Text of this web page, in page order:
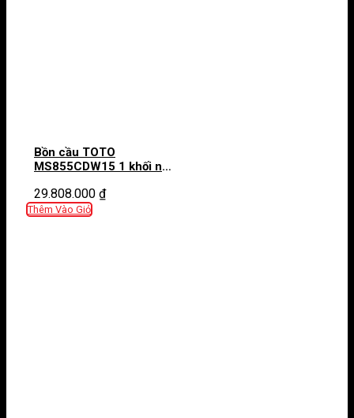
Bồn cầu TOTO
MS855CDW15 1 khối nắp
TCF24460AAA giấu dây
29.808.000 ₫
Thêm Vào Giỏ